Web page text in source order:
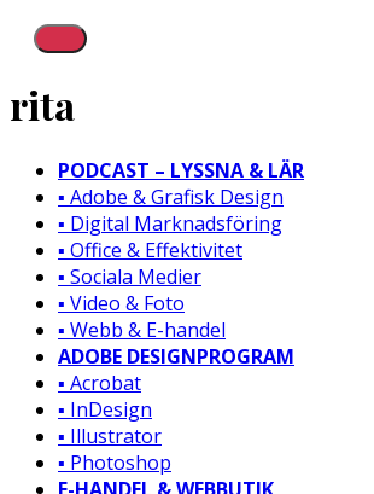
rita
PODCAST – LYSSNA & LÄR
▪️ Adobe & Grafisk Design
▪️ Digital Marknadsföring
▪️ Office & Effektivitet
▪️ Sociala Medier
▪️ Video & Foto
▪️ Webb & E-handel
ADOBE DESIGNPROGRAM
▪️ Acrobat
▪️ InDesign
▪️ Illustrator
▪️ Photoshop